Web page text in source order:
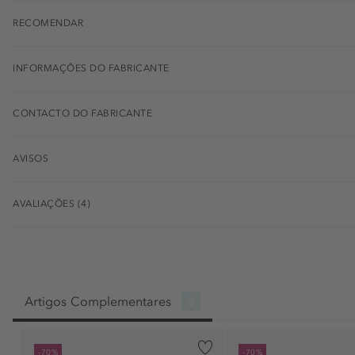
RECOMENDAR
INFORMAÇÕES DO FABRICANTE
CONTACTO DO FABRICANTE
AVISOS
AVALIAÇÕES (4)
Artigos Complementares
-70% -70%